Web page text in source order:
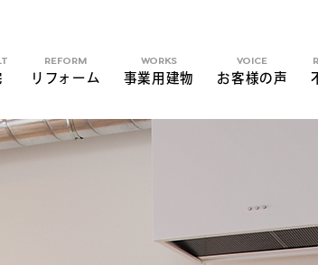
REFORM
リフォーム
WORKS
事業用建物
VOICE
お客様の声